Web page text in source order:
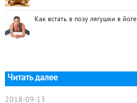
Как встать в позу лягушки в йоге
Читать далее
2018-09-13